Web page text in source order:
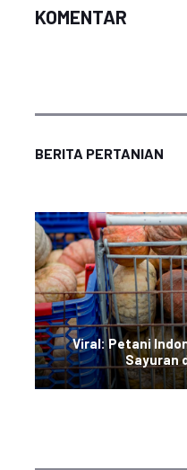
KOMENTAR
BERITA PERTANIAN
Viral: Petani
Sayuran